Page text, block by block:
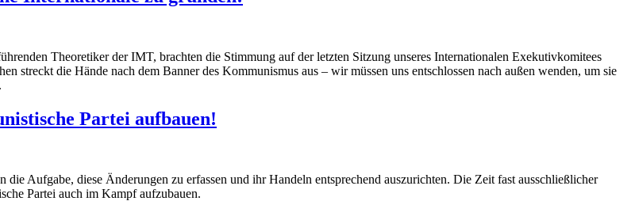
Theoretiker der IMT, brachten die Stimmung auf der letzten Sitzung unseres Internationalen Exekutivkomitees
streckt die Hände nach dem Banner des Kommunismus aus – wir müssen uns entschlossen nach außen wenden, um sie
Partei aufbauen!
Aufgabe, diese Änderungen zu erfassen und ihr Handeln entsprechend auszurichten. Die Zeit fast ausschließlicher
Partei auch im Kampf aufzubauen.